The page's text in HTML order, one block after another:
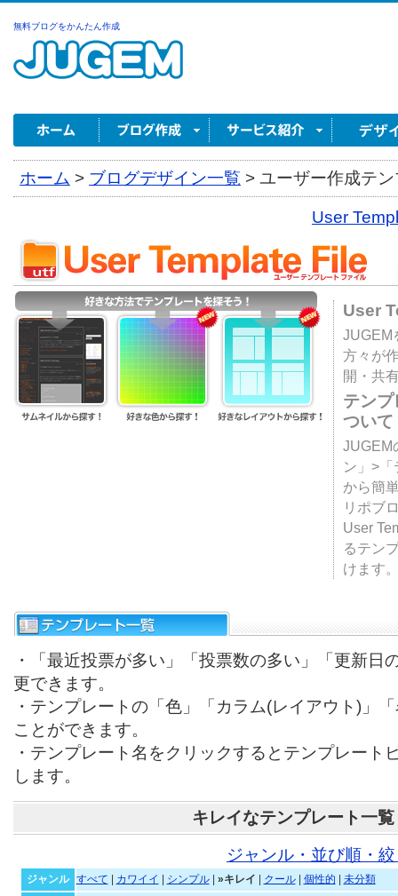
無料ブログをかんたん作成
ホーム > ブログデザイン一覧 > ユーザー作成テ
User
User
JUGEM
方々が
開・共
テン
ついて
JUGEM
ン」>
から簡
リポブ
User
るテン
けます
・「最近投票が多い」「投票数の多い」「更新日
更できます。
・テンプレートの「色」「カラム(レイアウト)」
ことができます。
・テンプレート名をクリックするとテンプレート
します。
キレイなテンプレート一覧
ジャンル・並び順・
ジャンル すべて カワイイ シンプル| »キレイ クール| 個性的
未分類